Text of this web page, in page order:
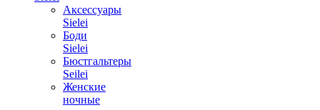
Аксессуары
Sielei
Боди
Sielei
Бюстгальтеры
Seilei
Женские
ночные